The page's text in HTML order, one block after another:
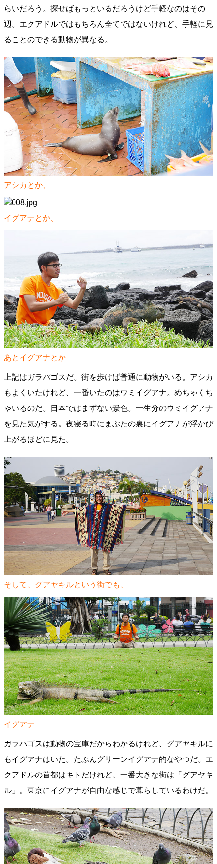
らいだろう。探せばもっといるだろうけど手軽なのはその
辺。エクアドルではもちろん全てではないけれど、手軽に見
ることのできる動物が異なる。
アシカとか、
イグアナとか、
あとイグアナとか
上記はガラパゴスだ。街を歩けば普通に動物がいる。アシカ
もよくいたけれど、一番いたのはウミイグアナ。めちゃくち
ゃいるのだ。日本ではまずない景色。一生分のウミイグアナ
を見た気がする。夜寝る時にまぶたの裏にイグアナが浮かび
上がるほどに見た。
そして、グアヤキルという街でも、
イグアナ
ガラパゴスは動物の宝庫だからわかるけれど、グアヤキルに
もイグアナはいた。たぶんグリーンイグアナ的なやつだ。エ
クアドルの首都はキトだけれど、一番大きな街は「グアヤキ
ル」。東京にイグアナが自由な感じで暮らしているわけだ。